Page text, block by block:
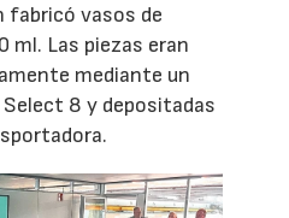
fabricó vasos de
ml. Las piezas eran
mediante un
8 y depositadas